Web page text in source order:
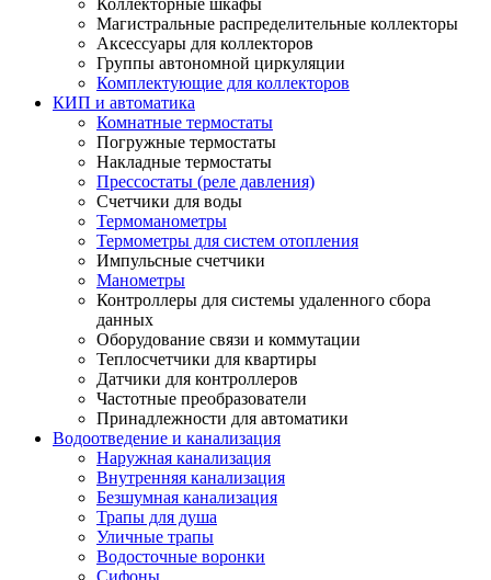
Коллекторные шкафы
Магистральные распределительные коллекторы
Аксессуары для коллекторов
Группы автономной циркуляции
Комплектующие для коллекторов
КИП и автоматика
Комнатные термостаты
Погружные термостаты
Накладные термостаты
Прессостаты (реле давления)
Счетчики для воды
Термоманометры
Термометры для систем отопления
Импульсные счетчики
Манометры
Контроллеры для системы удаленного сбора
данных
Оборудование связи и коммутации
Теплосчетчики для квартиры
Датчики для контроллеров
Частотные преобразователи
Принадлежности для автоматики
Водоотведение и канализация
Наружная канализация
Внутренняя канализация
Безшумная канализация
Трапы для душа
Уличные трапы
Водосточные воронки
Сифоны